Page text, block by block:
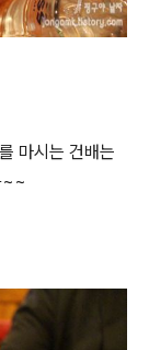
마시는 건배는
~~